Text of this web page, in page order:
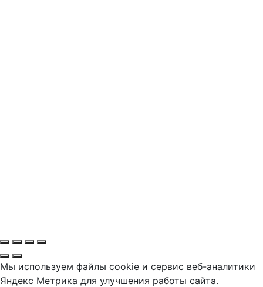
Мы используем файлы cookie и сервис веб-аналитики
Яндекс Метрика для улучшения работы сайта.